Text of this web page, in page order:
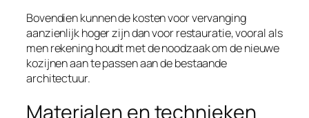
Bovendien kunnen de kosten voor vervanging
aanzienlijk hoger zijn dan voor restauratie, vooral als
men rekening houdt met de noodzaak om de nieuwe
kozijnen aan te passen aan de bestaande
architectuur.
Materialen en technieken